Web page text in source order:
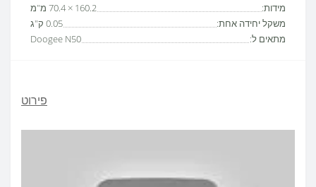
מידות:
160.2 × 70.4 מ"מ
משקל יחידה אחת:
0.05 ק"ג
מתאים ל:
Doogee N50
פירוט